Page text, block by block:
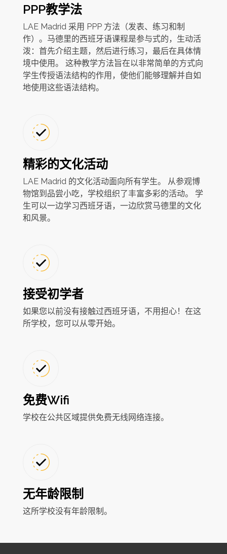
PPP教学法
LAE Madrid 采用 PPP 方法（发表、练习和制
作）。马德里的西班牙语课程是参与式的，生动活
泼：首先介绍主题，然后进行练习，最后在具体情
境中使用。 这种教学方法旨在以非常简单的方式向
学生传授语法结构的作用，使他们能够理解并自如
地使用这些语法结构。
精彩的文化活动
LAE Madrid 的文化活动面向所有学生。 从参观博
物馆到品尝小吃，学校组织了丰富多彩的活动。 学
生可以一边学习西班牙语，一边欣赏马德里的文化
和风景。
接受初学者
如果您以前没有接触过西班牙语，不用担心！在这
所学校，您可以从零开始。
免费Wifi
学校在公共区域提供免费无线网络连接。
无年龄限制
这所学校没有年龄限制。